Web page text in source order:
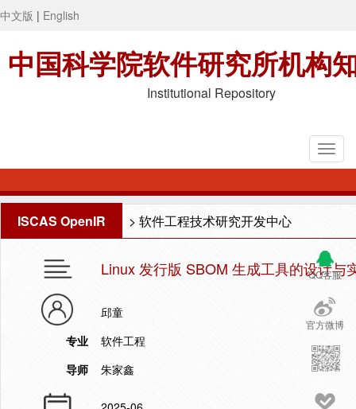
中文版 | English
中国科学院软件研究所机构
Institutional Repository
ISCAS OpenIR > 软件工程技术研究开发中心
QQ客服
官方微博
Linux 发行版 SBOM 生成工具的设计与
邱童
专业
软件工程
导师
朱家鑫